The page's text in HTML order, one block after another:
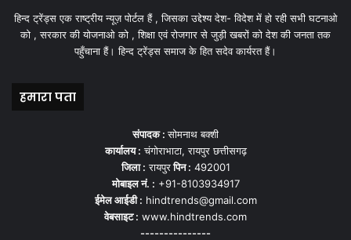
हिन्द ट्रेंड्स एक राष्ट्रीय न्यूज़ पोर्टल हैं , जिसका उद्देश्य देश- विदेश में हो रही सभी घटनाओ
को , सरकार की योजनाओ को , शिक्षा एवं रोजगार से जुड़ी खबरों को देश की जनता तक
पहुँचाना हैं। हिन्द ट्रेंड्स समाज के हित सदेव कार्यरत हैं।
हमारा पता
संपादक :सोमनाथ बक्शी
कार्यालय : चंगोराभाटा, रायपुर छत्तीसगढ़
जिला : रायपुरपिन : 492001
मोबाइल नं. : +91-8103934917
ईमेल आईडी : hindtrends@gmail.com
वेबसाइट : www.hindtrends.com
---------------